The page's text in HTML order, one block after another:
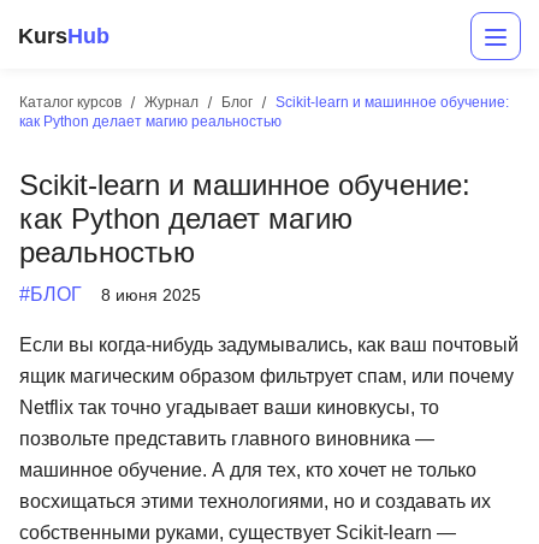
KursHub
Каталог курсов Журнал Блог
Scikit-learn и машинное обучение:
как Python делает магию реальностью
Scikit-learn и машинное обучение:
как Python делает магию
реальностью
#БЛОГ 8 июня 2025
Если вы когда-нибудь задумывались, как ваш почтовый
ящик магическим образом фильтрует спам, или почему
Netflix так точно угадывает ваши киновкусы, то
позвольте представить главного виновника —
машинное обучение. А для тех, кто хочет не только
восхищаться этими технологиями, но и создавать их
собственными руками, существует Scikit-learn —
Маркетинг
Аналитика
Менеджмент